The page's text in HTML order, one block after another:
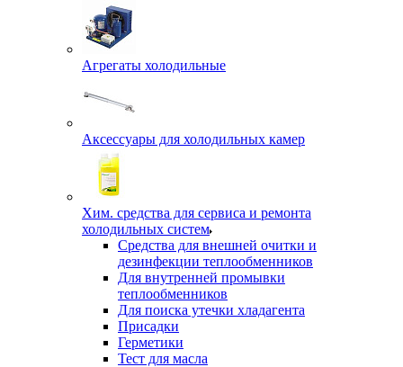
Агрегаты холодильные
Аксессуары для холодильных камер
Хим. средства для сервиса и ремонта
холодильных систем
Средства для внешней очитки и
дезинфекции теплообменников
Для внутренней промывки
теплообменников
Для поиска утечки хладагента
Присадки
Герметики
Тест для масла